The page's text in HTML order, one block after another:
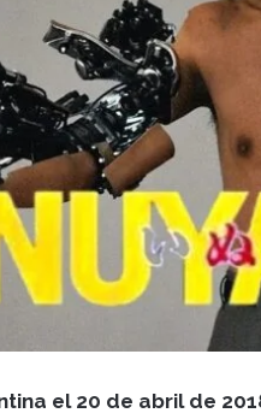
el 20 de abril de